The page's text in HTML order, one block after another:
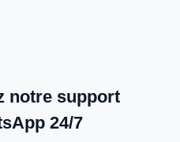
notre support
24/7